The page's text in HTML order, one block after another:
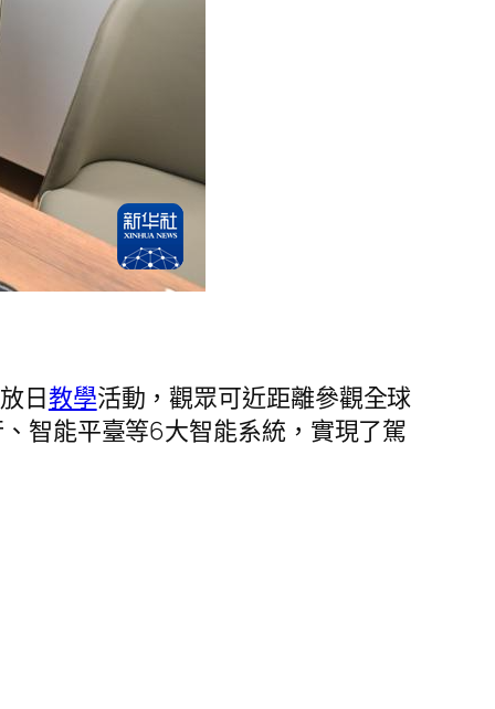
日教學活動，觀眾可近距離參觀全球
智能平臺等6大智能系統，實現了駕